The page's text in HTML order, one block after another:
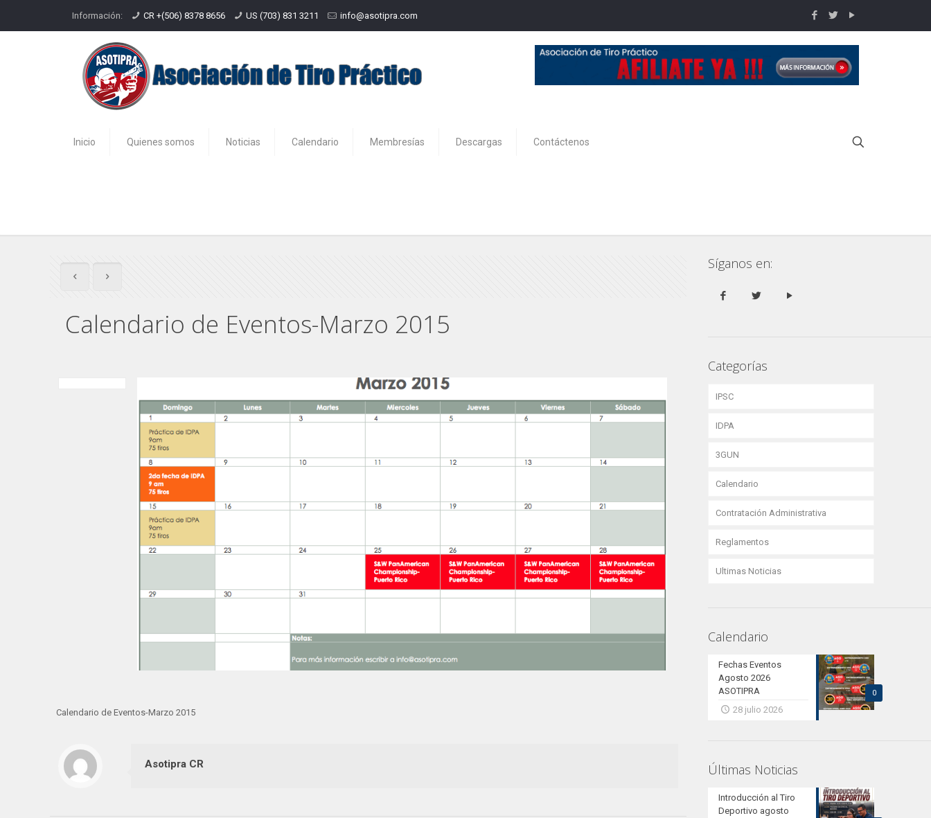
Información: CR +(506) 8378 8656 US (703) 831 3211 info@asotipra.com
Inicio Quienes somos Noticias Calendario Membresías Descargas Contáctenos
Calendario de Eventos-Marzo 2015
Calendario de Eventos-Marzo 2015
Asotipra CR
Síganos en:
Categorías
IPSC
IDPA
3GUN
Calendario
Contratación Administrativa
Reglamentos
Ultimas Noticias
Calendario
0
Fechas Eventos
Agosto 2026
ASOTIPRA
28 julio 2026
Últimas Noticias
Introducción al Tiro
Deportivo agosto